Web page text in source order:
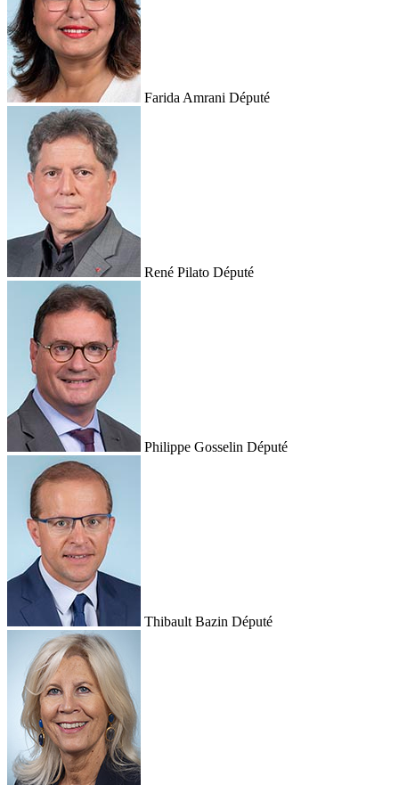
Farida Amrani Député
René Pilato Député
Philippe Gosselin Député
Thibault Bazin Député